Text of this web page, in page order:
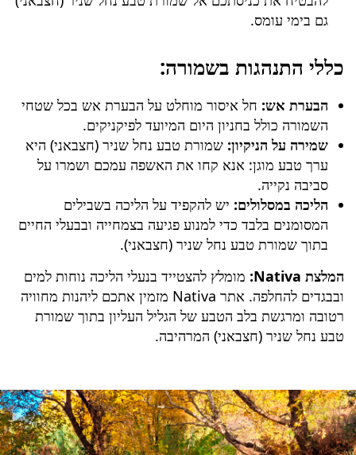
גם בימי עומס.
כללי התנהגות בשמורה:
הבערת אש: חל איסור מוחלט על הבערת אש בכל שטחי
השמורה כולל בחניון היום המיועד לפיקניקים.
שמירה על הניקיון: שמורת טבע נחל שניר (חצבאני) היא
ערך טבע מוגן: אנא קחו את האשפה עמכם ושמרו על
סביבה נקייה.
הליכה במסלולים: יש להקפיד על הליכה בשבילים
המסומנים בלבד כדי למנוע פגיעה בצמחייה ובבעלי החיים
בתוך שמורת טבע נחל שניר (חצבאני).
המלצת Nativa:
מומלץ להצטייד בנעלי הליכה נוחות למים
ובבגדים להחלפה. אתר Nativa מזמין אתכם ליהנות מחוויה
רטובה ומרגשת בלב הטבע של הגליל העליון בתוך שמורת
טבע נחל שניר (חצבאני) המרהיבה.